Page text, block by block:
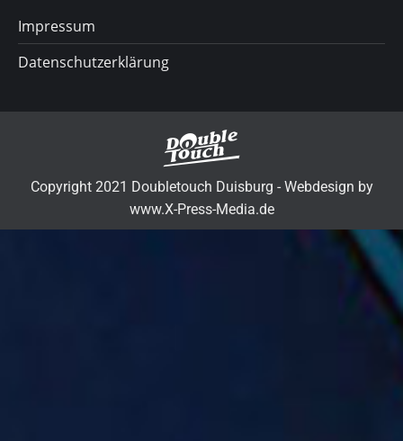
Impressum
Datenschutzerklärung
Copyright 2021 Doubletouch Duisburg - Webdesign by
www.X-Press-Media.de